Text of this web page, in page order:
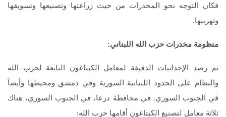
فكان التوجه نحو المخدرات من حيث زراعتها وتصنيعها وتسويقها
وتهريبها.
منظومة مخدرات حزب الله اللبناني:
تم رصد الإحداثيات الدقيقة لمعامل الكبتاغون التابعة لحزب الله
والنظام على الحدود اللبنانية السورية وفي دمشق ومحيطها وأيضاً
في الجنوب السوري. في محافظة درعا، في الجنوب السوري، هناك
ثلاثة معامل لتصنيع الكبتاغون أقامها حزب الله: